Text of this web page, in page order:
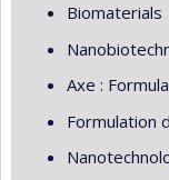
Biomaterials
Axe :
Formulation